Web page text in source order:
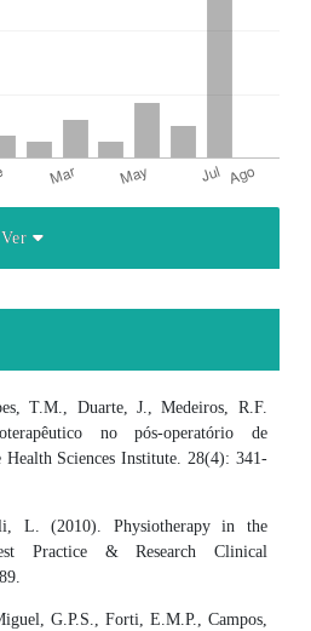
T.M., Duarte, J., Medeiros, R.F.
no pós-operatório de
Sciences Institute. 28(4): 341-
L. (2010). Physiotherapy in the
Practice & Research Clinical
G.P.S., Forti, E.M.P., Campos,